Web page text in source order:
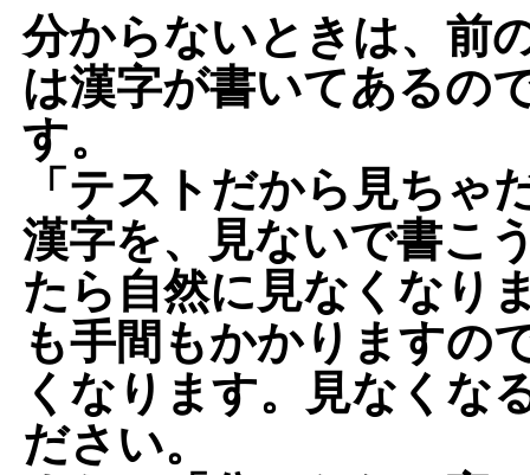
分からないときは、前
は漢字が書いてあるの
す。
「テストだから見ちゃ
漢字を、見ないで書こ
たら自然に見なくなり
も手間もかかりますの
くなります。見なくな
ださい。